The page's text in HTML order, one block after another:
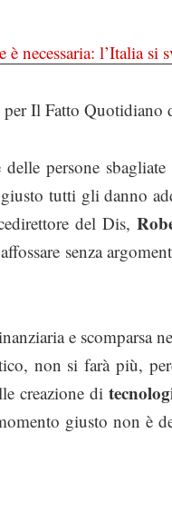
necessaria: l’Italia si
per Il Fatto Quotidiano
persone
giusto tutti gli danno
del Dis,
senza
e scomparsa
non si farà più,
creazione di
giusto non è